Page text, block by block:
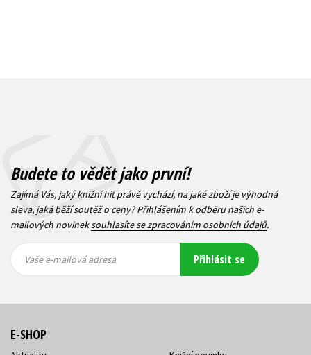
Budete to vědět jako první!
Zajímá Vás, jaký knižní hit právě vychází, na jaké zboží je výhodná
sleva, jaká běží soutěž o ceny? Přihlášením k odběru našich e-
mailových novineksouhlasíte se zpracováním osobních údajů.
mailová
mailová
Vaše e-mailová adresa Přihlásit se
E-SHOP